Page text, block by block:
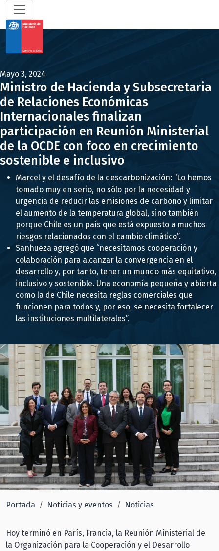
Mayo 3, 2024
Ministro de Hacienda y Subsecretaria
de Relaciones Económicas
Internacionales finalizan
participación en Reunión Ministerial
de la OCDE con foco en crecimiento
sostenible e inclusivo
Marcel y el desafío de la descarbonización: “Lo hemos
tomado muy en serio, no sólo por la necesidad y
urgencia de reducir las emisiones de carbono y limitar
el aumento de la temperatura global, sino también
porque Chile es un país que está expuesto a muchos
riesgos relacionados con el cambio climático”.
Sanhueza agregó que “necesitamos cooperación y
colaboración para alcanzar la convergencia en el
desarrollo y, por tanto, tener un mundo más equitativo,
inclusivo y sostenible. Una economía pequeña y abierta
como la de Chile necesita reglas comerciales que
funcionen para todos y, por eso, se necesita fortalecer
las instituciones multilaterales”.
Portada Noticias y eventos Noticias
Hoy terminó en París, Francia, la Reunión Ministerial de
la Organización para la Cooperación y el Desarrollo